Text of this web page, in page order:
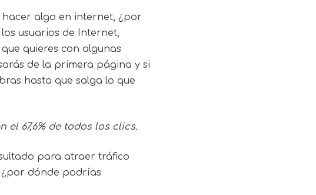
hacer algo en internet, ¿por
usuarios de Internet,
quieres con algunas
de la primera página y si
hasta que salga lo que
el 67,6% de todos los clics.
para atraer tráfico
¿por dónde podrías